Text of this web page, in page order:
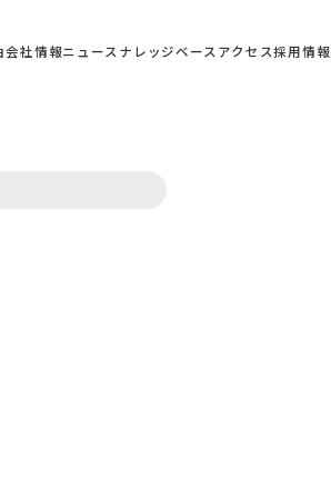
会社情報ニュース ナレッジベース アクセス採用情報